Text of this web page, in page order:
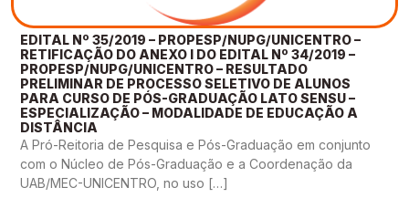
EDITAL Nº 35/2019 – PROPESP/NUPG/UNICENTRO –
RETIFICAÇÃO DO ANEXO I DO EDITAL Nº 34/2019 –
PROPESP/NUPG/UNICENTRO – RESULTADO
PRELIMINAR DE PROCESSO SELETIVO DE ALUNOS
PARA CURSO DE PÓS-GRADUAÇÃO LATO SENSU –
ESPECIALIZAÇÃO – MODALIDADE DE EDUCAÇÃO A
DISTÂNCIA
A Pró-Reitoria de Pesquisa e Pós-Graduação em conjunto
com o Núcleo de Pós-Graduação e a Coordenação da
UAB/MEC-UNICENTRO, no uso […]